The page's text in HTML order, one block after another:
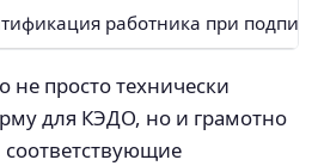
работника при
не просто технически
для КЭДО, но и грамотно